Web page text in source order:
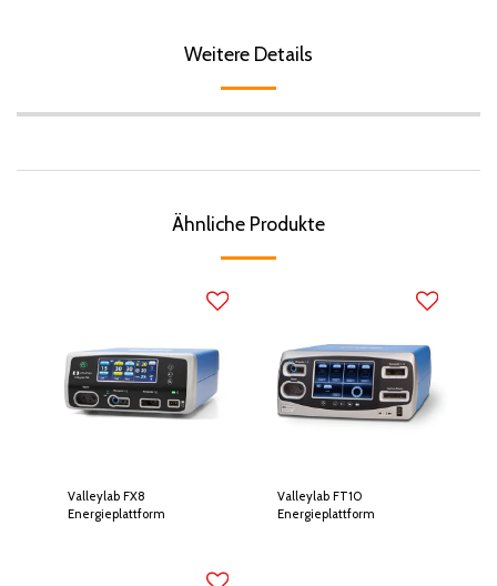
Weitere Details
Ähnliche Produkte
Valleylab FX8
Energieplattform
Valleylab FT10
Energieplattform